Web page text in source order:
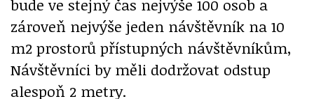
bude ve stejný čas nejvýše 100 osob a
zároveň nejvýše jeden návštěvník na 10
m2 prostorů přístupných návštěvníkům,
Návštěvníci by měli dodržovat odstup
alespoň 2 metry.